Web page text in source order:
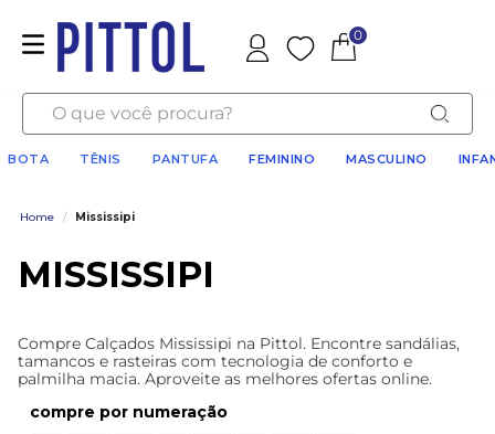
Favoritos
0
O que você procura?
BOTA TÊNIS PANTUFA FEMININO MASCULINO
Home / Mississipi
MISSISSIPI
Compre Calçados Mississipi na Pittol. Encontre sandálias,
tamancos e rasteiras com tecnologia de conforto e
palmilha macia. Aproveite as melhores ofertas online.
numeração